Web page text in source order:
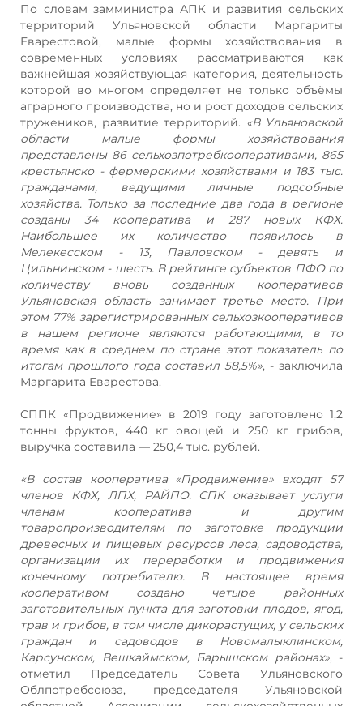
По словам замминистра АПК и развития сельских
территорий Ульяновской области Маргариты
Еварестовой, малые формы хозяйствования в
современных условиях рассматриваются как
важнейшая хозяйствующая категория, деятельность
которой во многом определяет не только объёмы
аграрного производства, но и рост доходов сельских
тружеников, развитие территорий. «В Ульяновской
области малые формы хозяйствования
представлены 86 сельхозпотребкооперативами, 865
крестьянско - фермерскими хозяйствами и 183 тыс.
гражданами, ведущими личные подсобные
хозяйства. Только за последние два года в регионе
созданы 34 кооператива и 287 новых КФХ.
Наибольшее их количество появилось в
Мелекесском - 13, Павловском - девять и
Цильнинском - шесть. В рейтинге субъектов ПФО по
количеству вновь созданных кооперативов
Ульяновская область занимает третье место. При
этом 77% зарегистрированных сельхозкооперативов
в нашем регионе являются работающими, в то
время как в среднем по стране этот показатель по
итогам прошлого года составил 58,5%», - заключила
Маргарита Еварестова.
СППК «Продвижение» в 2019 году заготовлено 1,2
тонны фруктов, 440 кг овощей и 250 кг грибов,
выручка составила — 250,4 тыс. рублей.
«В состав кооператива «Продвижение» входят 57
членов КФХ, ЛПХ, РАЙПО. СПК оказывает услуги
членам кооператива и другим
товаропроизводителям по заготовке продукции
древесных и пищевых ресурсов леса, садоводства,
организации их переработки и продвижения
конечному потребителю. В настоящее время
кооперативом создано четыре районных
заготовительных пункта для заготовки плодов, ягод,
трав и грибов, в том числе дикорастущих, у сельских
граждан и садоводов в Новомалыклинском,
Карсунском, Вешкаймском, Барышском районах», -
отметил Председатель Совета Ульяновского
Облпотребсоюза, председателя Ульяновской